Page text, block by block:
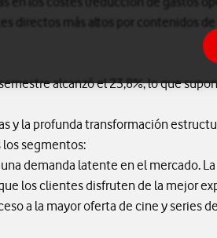
directos más altos por contenidos
alcanzó el 23,8%, lo que
y la profunda transformación
segmentos:
demanda latente en el mercado.
los clientes disfruten de la mejor
a la mayor oferta de cine y series